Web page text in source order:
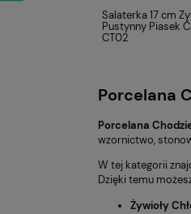
Salaterka 17 cm
Pustynny Piasek
CT02
Porcelana
Porcelana
wzornictwo,
W tej kategorii
Dzięki temu
Żywioły